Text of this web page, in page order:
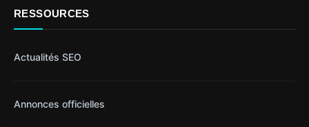
RESSOURCES
Actualités SEO
Annonces officielles